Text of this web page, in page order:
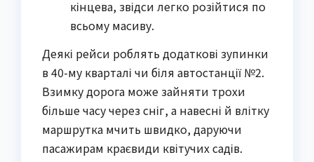
кінцева, звідси легко розійтися по
всьому масиву.
Деякі рейси роблять додаткові зупинки
в 40-му кварталі чи біля автостанції №2.
Взимку дорога може зайняти трохи
більше часу через сніг, а навесні й влітку
маршрутка мчить швидко, даруючи
пасажирам краєвиди квітучих садів.